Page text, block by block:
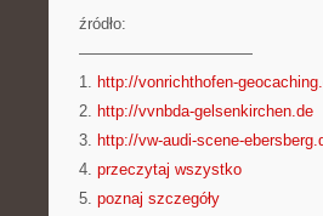
źródło:
———————————
1. http://vonrichthofen-
2. http://vvnbda-gelsenkirchen.de
3. http://vw-audi-scene-
4. przeczytaj wszystko
5. poznaj szczegóły